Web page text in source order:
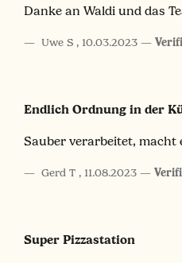
Danke an Waldi und das
Uwe S , 10.03.2023
Endlich Ordnung in der
Sauber verarbeitet,
Gerd T , 11.08.2023
Super Pizzastation